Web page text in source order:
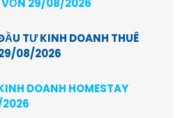
VỐN 29/08/2026
TƯ KINH DOANH THUÊ
29/08/2026
DOANH HOMESTAY